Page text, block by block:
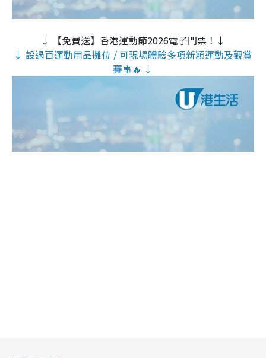
↓ 【免費送】香港運動節2026電子門票！↓
↓ 設過百運動用品攤位 / 可現場體驗多項新穎運動及觀賞
賽事🔥 ↓